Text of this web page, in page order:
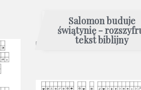
Salomon buduje
świątynię -
tekst biblijny